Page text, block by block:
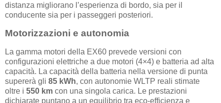
distanza migliorano l’esperienza di bordo, sia per il
conducente sia per i passeggeri posteriori.
Motorizzazioni e autonomia
La gamma motori della EX60 prevede versioni con
configurazioni elettriche a due motori (4×4) e batteria ad alta
capacità. La capacità della batteria nella versione di punta
supererà gli 85 kWh, con autonomie WLTP reali stimate
oltre i 550 km con una singola carica. Le prestazioni
dichiarate puntano a un equilibrio tra eco‑efficienza e